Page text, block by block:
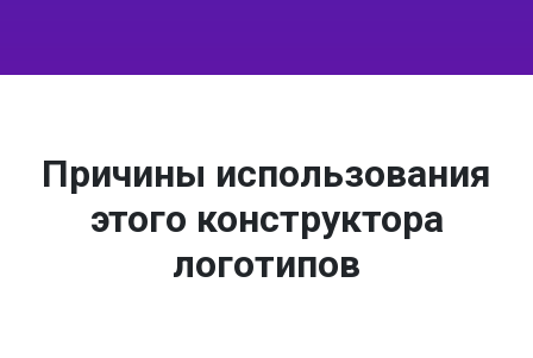
Причины использования
этого конструктора
логотипов